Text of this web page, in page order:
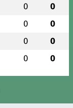
0 0
0 0
0 0
0 0